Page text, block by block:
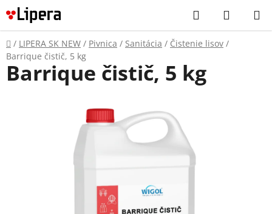
Prejsť
na
obsah
Hľadať
KOŠÍK
Domov
/ LIPERA SK NEW / Pivnica / Sanitácia / Čistenie lisov /
Barrique čistič, 5 kg
Barrique čistič, 5 kg